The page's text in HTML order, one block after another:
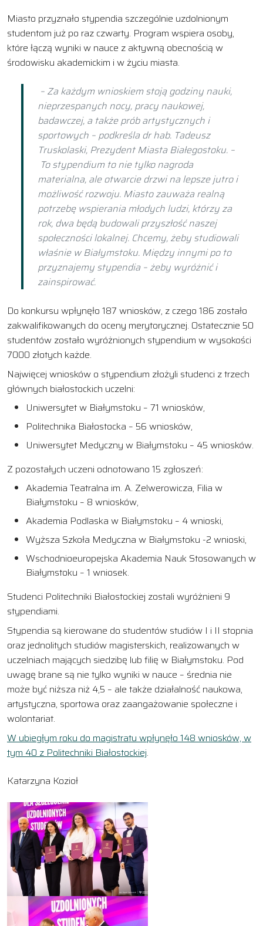
Miasto przyznało stypendia szczególnie uzdolnionym
studentom już po raz czwarty. Program wspiera osoby,
które łączą wyniki w nauce z aktywną obecnością w
środowisku akademickim i w życiu miasta.
– Za każdym wnioskiem stoją godziny nauki,
nieprzespanych nocy, pracy naukowej,
badawczej, a także prób artystycznych i
sportowych – podkreśla dr hab. Tadeusz
Truskolaski, Prezydent Miasta Białegostoku. –
To stypendium to nie tylko nagroda
materialna, ale otwarcie drzwi na lepsze jutro i
możliwość rozwoju. Miasto zauważa realną
potrzebę wspierania młodych ludzi, którzy za
rok, dwa będą budowali przyszłość naszej
społeczności lokalnej. Chcemy, żeby studiowali
właśnie w Białymstoku. Między innymi po to
przyznajemy stypendia – żeby wyróżnić i
zainspirować.
Do konkursu wpłynęło 187 wniosków, z czego 186 zostało
zakwalifikowanych do oceny merytorycznej. Ostatecznie 50
studentów zostało wyróżnionych stypendium w wysokości
7000 złotych każde.
Najwięcej wniosków o stypendium złożyli studenci z trzech
głównych białostockich uczelni:
Uniwersytet w Białymstoku – 71 wniosków,
Politechnika Białostocka – 56 wniosków,
Uniwersytet Medyczny w Białymstoku – 45 wniosków.
Z pozostałych uczeni odnotowano 15 zgłoszeń:
Akademia Teatralna im. A. Zelwerowicza, Filia w
Białymstoku – 8 wniosków,
Akademia Podlaska w Białymstoku – 4 wnioski,
Wyższa Szkoła Medyczna w Białymstoku -2 wnioski,
Wschodnioeuropejska Akademia Nauk Stosowanych w
Białymstoku – 1 wniosek.
Studenci Politechniki Białostockiej zostali wyróżnieni 9
stypendiami.
Stypendia są kierowane do studentów studiów I i II stopnia
oraz jednolitych studiów magisterskich, realizowanych w
uczelniach mających siedzibę lub filię w Białymstoku. Pod
uwagę brane są nie tylko wyniki w nauce – średnia nie
może być niższa niż 4,5 – ale także działalność naukowa,
artystyczna, sportowa oraz zaangażowanie społeczne i
wolontariat.
W ubiegłym roku do magistratu wpłynęło 148 wniosków, w
tym 40 z Politechniki Białostockiej.
Katarzyna Kozioł